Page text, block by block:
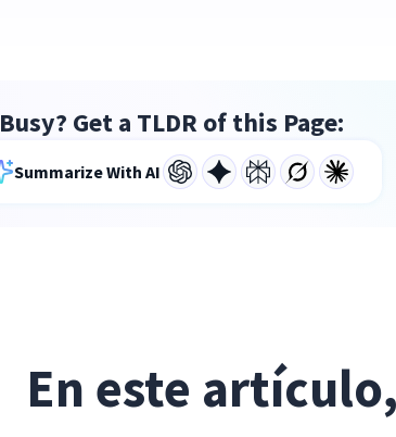
Busy? Get a TLDR of this Page:
Summarize With AI
En este